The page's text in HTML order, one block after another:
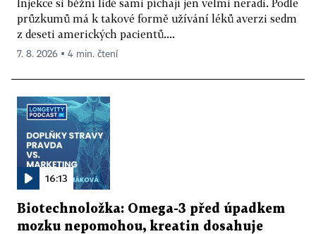
Injekce si běžní lidé sami píchají jen velmi neradi. Podle
průzkumů má k takové formě užívání léků averzi sedm
z deseti amerických pacientů....
7. 8. 2026 ▪ 4 min. čtení
16:13
Biotechnoložka: Omega-3 před úpadkem
mozku nepomohou, kreatin dosahuje